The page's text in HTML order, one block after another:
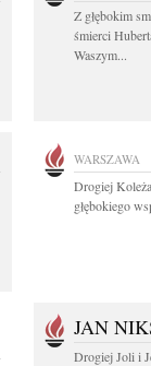
Z głębokim
śmierci
Waszym...
WARSZAWA
Drogiej
głębokiego
JAN
Drogiej Joli i